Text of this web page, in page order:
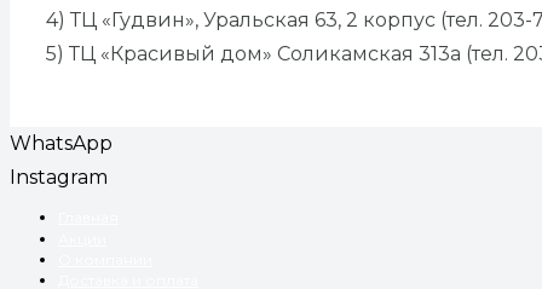
4) ТЦ «Гудвин», Уральская 63, 2 корпус (тел. 203-
5) ТЦ «Красивый дом» Соликамская 313а (тел.
WhatsApp
Instagram